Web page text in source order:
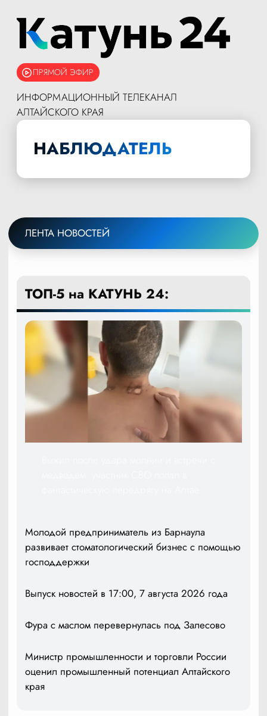
ПРЯМОЙ ЭФИР
ИНФОРМАЦИОННЫЙ ТЕЛЕКАНАЛ
АЛТАЙСКОГО КРАЯ
НАБЛЮДАТЕЛЬ
ЛЕНТА НОВОСТЕЙ
ТОП-5 на КАТУНЬ 24:
Молодой предприниматель из Барнаула
развивает стоматологический бизнес с помощью
господдержки
Выпуск новостей в 17:00, 7 августа 2026 года
Фура с маслом перевернулась под Залесово
Министр промышленности и торговли России
оценил промышленный потенциал Алтайского
края